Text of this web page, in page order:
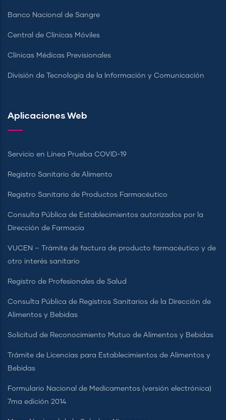
Banco Nacional de Sangre
Central de Clínicas Móviles
Clínicas Médicas Previsionales
División de Tecnología de la Información y Comunicación
Aplicaciones Web
Servicio en Línea Prueba COVID-19
Registro Sanitario de Alimento
Registro Sanitario de Productos Farmacéutico
Consulta Pública de Establecimientos autorizados por la
Dirección de Farmacia
VUCEN – Trámite de factura de producto farmacéutico y de
otro interés sanitario
Registro de Profesionales de Salud
Consulta Pública de Registros Sanitarios de la Dirección de
Alimentos y Bebidas
Solicitud de Reconocimiento Mutuo de Alimentos y Bebidas
Trámite de Licencias para Establecimientos de Alimentos y
Bebidas
Formulario Nacional de Medicamentos (versión electrónica)
7ma edición 2014